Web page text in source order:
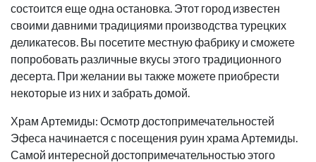
состоится еще одна остановка. Этот город известен
своими давними традициями производства турецких
деликатесов. Вы посетите местную фабрику и сможете
попробовать различные вкусы этого традиционного
десерта. При желании вы также можете приобрести
некоторые из них и забрать домой.
Храм Артемиды: Осмотр достопримечательностей
Эфеса начинается с посещения руин храма Артемиды.
Самой интересной достопримечательностью этого